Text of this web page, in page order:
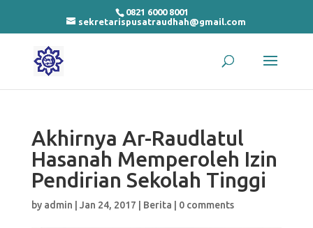
0821 6000 8001
sekretarispusatraudhah@gmail.com
Akhirnya Ar-Raudlatul
Hasanah Memperoleh Izin
Pendirian Sekolah Tinggi
by admin Jan 24, 2017 Berita 0 comments